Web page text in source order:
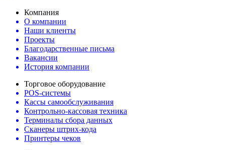
Компания
О компании
Наши клиенты
Проекты
Благодарственные письма
Вакансии
История компании
Торговое оборудование
POS-системы
Кассы самообслуживания
Контрольно-кассовая техника
Терминалы сбора данных
Сканеры штрих-кода
Принтеры чеков